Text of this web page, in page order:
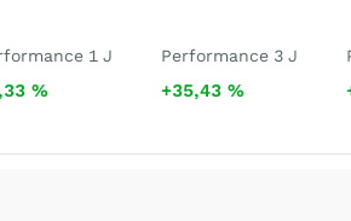
1 J
%
Performance 3 J
+35,43%